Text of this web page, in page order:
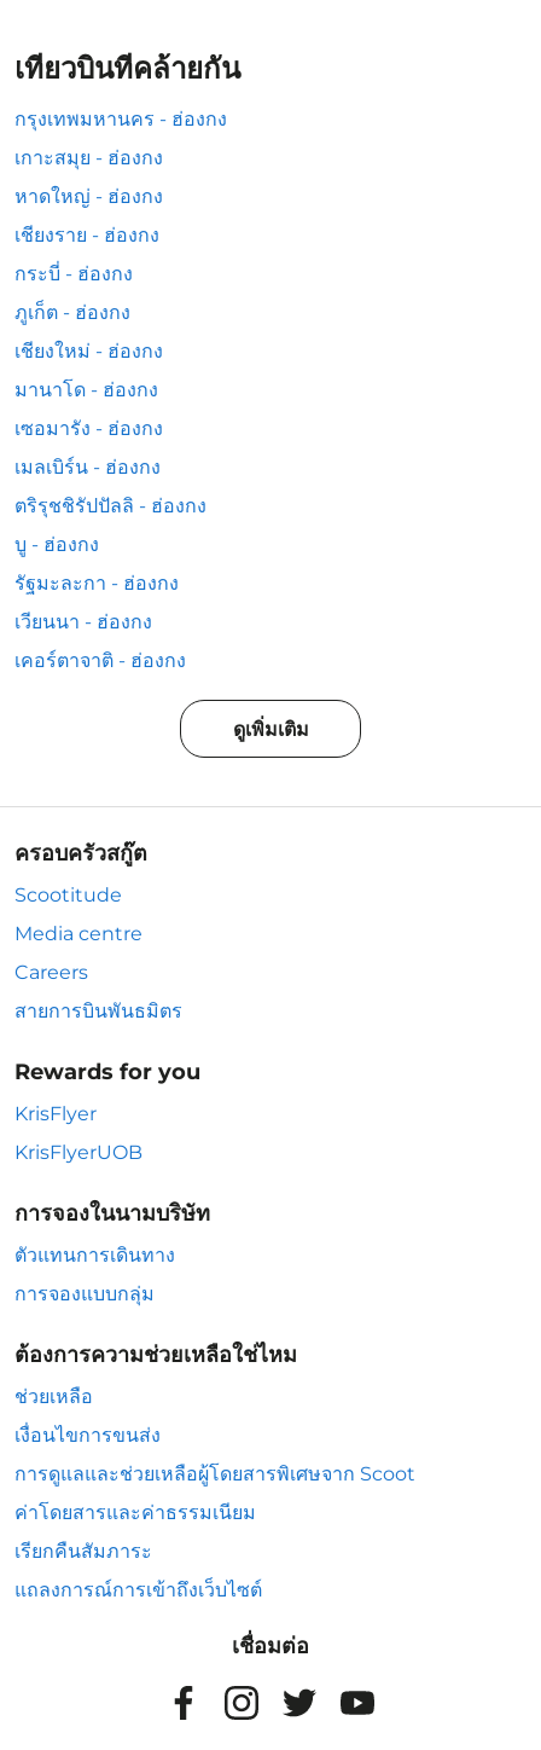
เที่ยวบินที่คล้ายกัน
กรุงเทพมหานคร - ฮ่องกง
เกาะสมุย - ฮ่องกง
หาดใหญ่ - ฮ่องกง
เชียงราย - ฮ่องกง
กระบี่ - ฮ่องกง
ภูเก็ต - ฮ่องกง
เชียงใหม่ - ฮ่องกง
มานาโด - ฮ่องกง
เซอมารัง - ฮ่องกง
เมลเบิร์น - ฮ่องกง
ตริรุชชิรัปปัลลิ - ฮ่องกง
บู - ฮ่องกง
รัฐมะละกา - ฮ่องกง
เวียนนา - ฮ่องกง
เคอร์ตาจาติ - ฮ่องกง
ดูเพิ่มเติม
ครอบครัวสกู๊ต
Scootitude
Media centre
Careers
สายการบินพันธมิตร
Rewards for you
KrisFlyer
KrisFlyerUOB
การจองในนามบริษัท
ตัวแทนการเดินทาง
การจองแบบกลุ่ม
ต้องการความช่วยเหลือใช่ไหม
ช่วยเหลือ
เงื่อนไขการขนส่ง
การดูแลและช่วยเหลือผู้โดยสารพิเศษจาก Scoot
ค่าโดยสารและค่าธรรมเนียม
เรียกคืนสัมภาระ
แถลงการณ์การเข้าถึงเว็บไซต์
เชื่อมต่อ